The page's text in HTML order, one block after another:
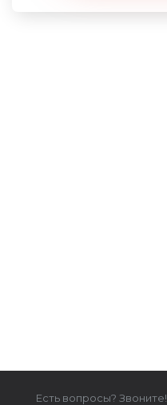
Есть вопросы? Звоните!